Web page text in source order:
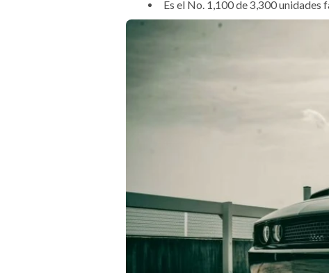
Es el No. 1,100 de 3,300 unidades